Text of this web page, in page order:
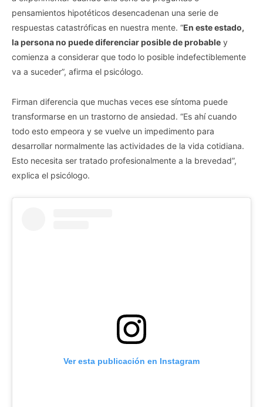
pensamientos hipotéticos desencadenan una serie de
respuestas catastróficas en nuestra mente. “En este estado,
la persona no puede diferenciar posible de probable y
comienza a considerar que todo lo posible indefectiblemente
va a suceder”, afirma el psicólogo.
Firman diferencia que muchas veces ese síntoma puede
transformarse en un trastorno de ansiedad. “Es ahí cuando
todo esto empeora y se vuelve un impedimento para
desarrollar normalmente las actividades de la vida cotidiana.
Esto necesita ser tratado profesionalmente a la brevedad”,
explica el psicólogo.
Ver esta publicación en Instagram